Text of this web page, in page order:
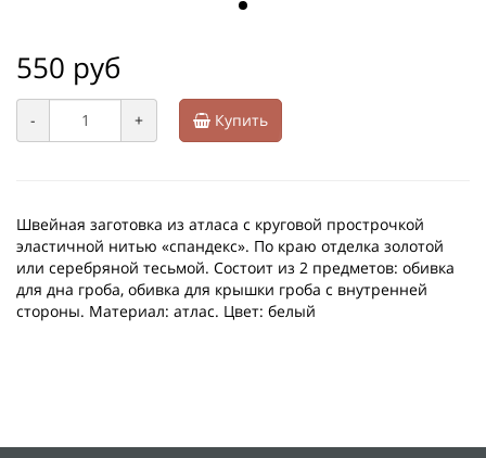
550 руб
- + Купить
Швейная заготовка из атласа с круговой прострочкой
эластичной нитью «спандекс». По краю отделка золотой
или серебряной тесьмой. Состоит из 2 предметов: обивка
для дна гроба, обивка для крышки гроба с внутренней
стороны. Материал: атлас. Цвет: белый